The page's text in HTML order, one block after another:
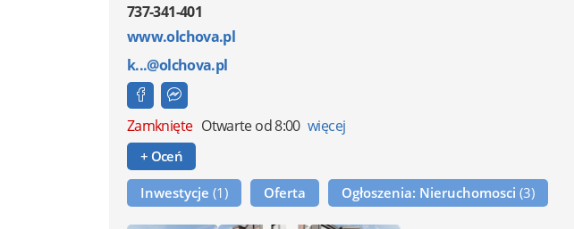
737-341-401
www.olchova.pl
k...@olchova.pl
Zamknięte Otwarte od 8:00 więcej
+ Oceń
Inwestycje (1) Oferta Ogłoszenia: Nieruchomosci (3)